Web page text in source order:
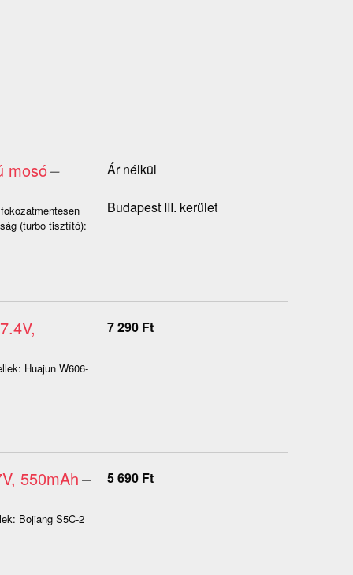
mosó–
(turbo tisztító):
Ár nélkül
Budapest III. kerület
Huajun W606-
7 290 Ft
550mAh–
Bojiang S5C-2
5 690 Ft